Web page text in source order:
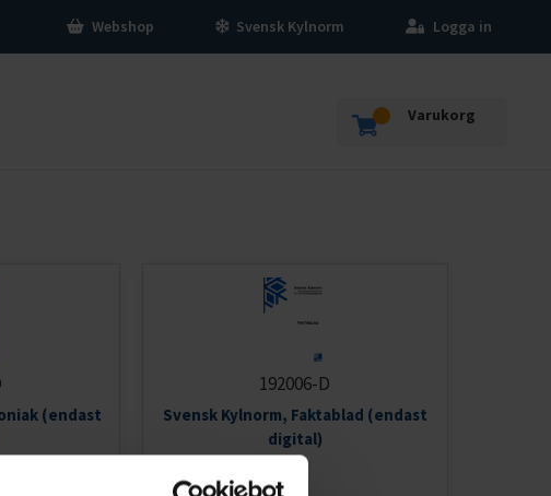
Webshop Svensk Kylnorm Logga in
Varukorg
(endast
192006-D
Svensk Kylnorm, Faktablad (endast
digital)